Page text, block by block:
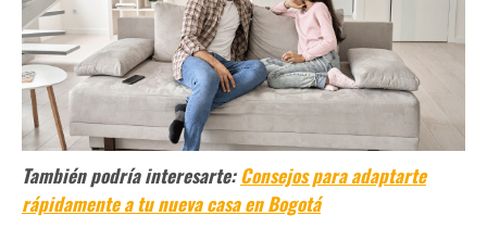
También podría interesarte:Consejos para adaptarte
rápidamente a tu nueva casa en Bogotá